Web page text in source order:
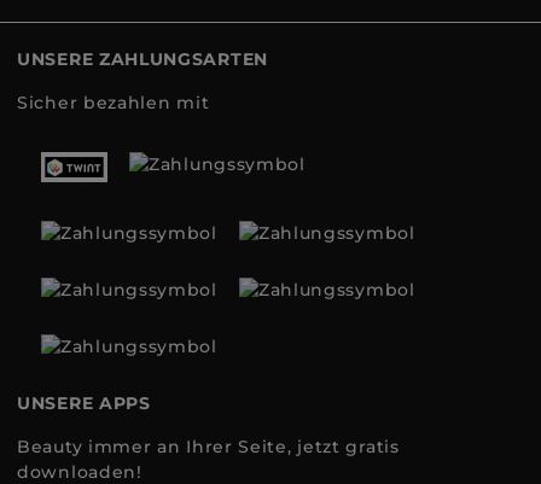
UNSERE ZAHLUNGSARTEN
Sicher bezahlen mit
UNSERE APPS
Beauty immer an Ihrer Seite, jetzt gratis
downloaden!